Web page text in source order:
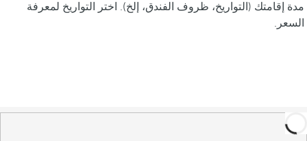
مدة إقامتك (التواريخ، ظروف الفندق، إلخ). اختر التواريخ لمعرفة
السعر.